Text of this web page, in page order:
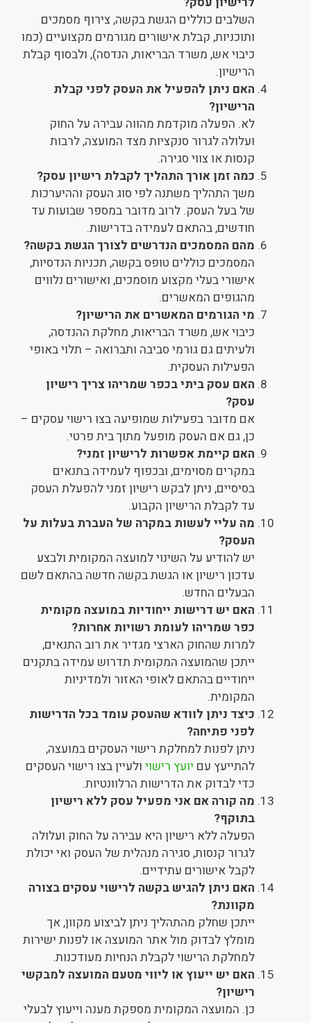
השלבים כוללים הגשת בקשה, צירוף מסמכים
ותוכניות, קבלת אישורים מגורמים מקצועיים (כמו
כיבוי אש, משרד הבריאות, הנדסה), ולבסוף קבלת
הרישיון.
האם ניתן להפעיל את העסק לפני קבלת
הרישיון?
לא. הפעלה מוקדמת מהווה עבירה על החוק
ועלולה לגרור סנקציות מצד המועצה, לרבות
קנסות או צווי סגירה.
כמה זמן אורך התהליך לקבלת רישיון עסק?
משך התהליך משתנה לפי סוג העסק וההיערכות
של בעל העסק. לרוב מדובר במספר שבועות עד
חודשים, בהתאם לעמידה בדרישות.
מהם המסמכים הנדרשים לצורך הגשת בקשה?
המסמכים כוללים טופס בקשה, תכניות הנדסיות,
אישורי בעלי מקצוע מוסמכים, ואישורים נלווים
מהגופים המאשרים.
מי הגורמים המאשרים את הרישיון?
כיבוי אש, משרד הבריאות, מחלקת ההנדסה,
ולעיתים גם גורמי סביבה ותברואה – תלוי באופי
הפעילות העסקית.
האם עסק ביתי בכפר שמריהו צריך רישיון
עסק?
אם מדובר בפעילות שמופיעה בצו רישוי עסקים –
כן, גם אם העסק מופעל מתוך בית פרטי.
האם קיימת אפשרות לרישיון זמני?
במקרים מסוימים, ובכפוף לעמידה בתנאים
בסיסיים, ניתן לבקש רישיון זמני להפעלת העסק
עד לקבלת הרישיון הקבוע.
מה עליי לעשות במקרה של העברת בעלות על
העסק?
יש להודיע על השינוי למועצה המקומית ולבצע
עדכון רישיון או הגשת בקשה חדשה בהתאם לשם
הבעלים החדש.
האם יש דרישות ייחודיות במועצה מקומית
כפר שמריהו לעומת רשויות אחרות?
למרות שהחוק הארצי מגדיר את רוב התנאים,
ייתכן שהמועצה המקומית תדרוש עמידה בתקנים
ייחודיים בהתאם לאופי האזור ולמדיניות
המקומית.
כיצד ניתן לוודא שהעסק עומד בכל הדרישות
לפני פתיחה?
ניתן לפנות למחלקת רישוי העסקים במועצה,
להתייעץ עם יועץ רישוי ולעיין בצו רישוי העסקים
כדי לבדוק את הדרישות הרלוונטיות.
מה קורה אם אני מפעיל עסק ללא רישיון
בתוקף?
הפעלה ללא רישיון היא עבירה על החוק ועלולה
לגרור קנסות, סגירה מנהלית של העסק ואי יכולת
לקבל אישורים עתידיים.
האם ניתן להגיש בקשה לרישוי עסקים בצורה
מקוונת?
ייתכן שחלק מהתהליך ניתן לביצוע מקוון, אך
מומלץ לבדוק מול אתר המועצה או לפנות ישירות
למחלקת הרישוי לקבלת הנחיות מעודכנות.
האם יש ייעוץ או ליווי מטעם המועצה למבקשי
רישיון?
כן. המועצה המקומית מספקת מענה וייעוץ לבעלי